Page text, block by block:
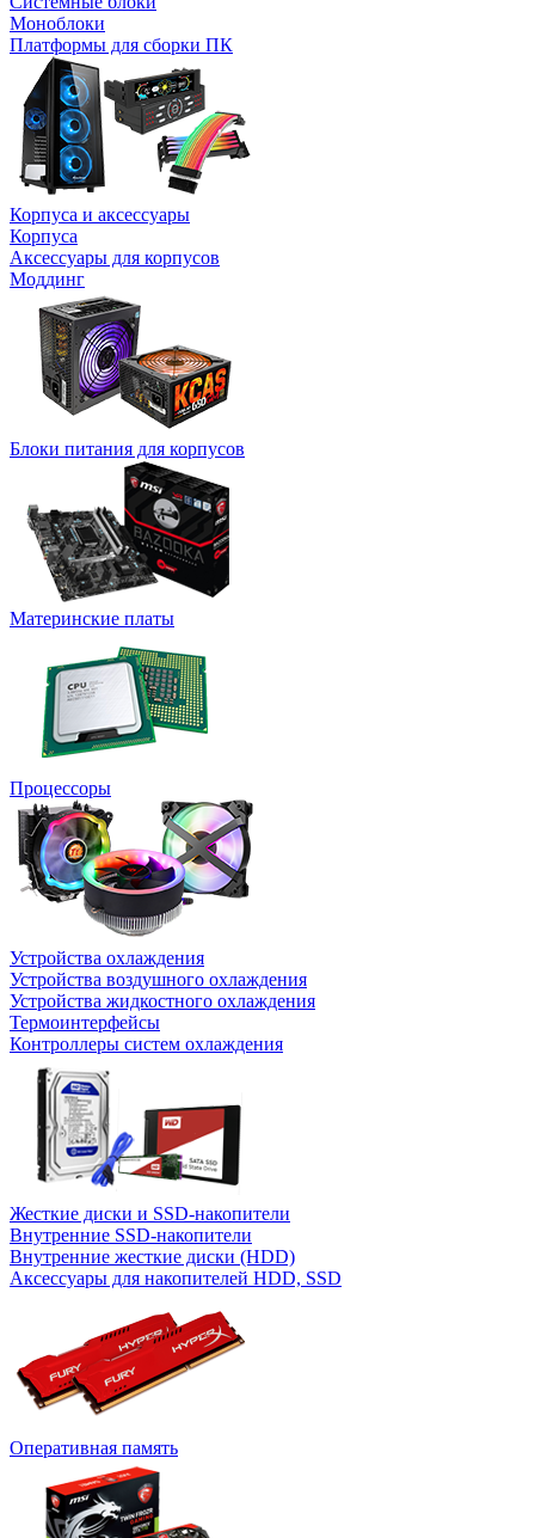
Моноблоки
Платформы для сборки ПК
Корпуса и аксессуары
Корпуса
Аксессуары для корпусов
Моддинг
Блоки питания для корпусов
Материнские платы
Процессоры
Устройства охлаждения
Устройства воздушного охлаждения
Устройства жидкостного охлаждения
Термоинтерфейсы
Контроллеры систем охлаждения
Жесткие диски и SSD-накопители
Внутренние SSD-накопители
Внутренние жесткие диски (HDD)
Аксессуары для накопителей HDD, SSD
Оперативная память